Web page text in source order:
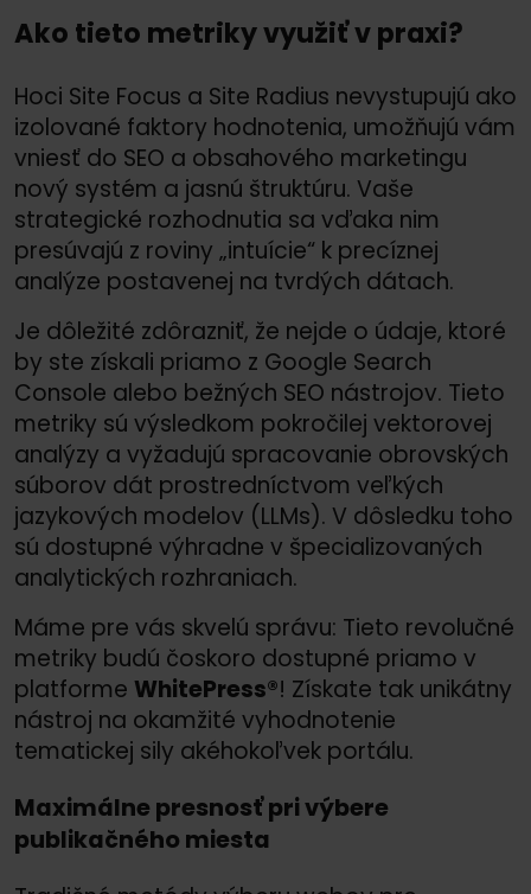
Ako tieto metriky využiť v praxi?
Hoci Site Focus a Site Radius nevystupujú ako
izolované faktory hodnotenia, umožňujú vám
vniesť do SEO a obsahového marketingu
nový systém a jasnú štruktúru. Vaše
strategické rozhodnutia sa vďaka nim
presúvajú z roviny „intuície“ k precíznej
analýze postavenej na tvrdých dátach.
Je dôležité zdôrazniť, že nejde o údaje, ktoré
by ste získali priamo z Google Search
Console alebo bežných SEO nástrojov. Tieto
metriky sú výsledkom pokročilej vektorovej
analýzy a vyžadujú spracovanie obrovských
súborov dát prostredníctvom veľkých
jazykových modelov (LLMs). V dôsledku toho
sú dostupné výhradne v špecializovaných
analytických rozhraniach.
Máme pre vás skvelú správu: Tieto revolučné
metriky budú čoskoro dostupné priamo v
platforme WhitePress®! Získate tak unikátny
nástroj na okamžité vyhodnotenie
tematickej sily akéhokoľvek portálu.
Maximálne presnosť pri výbere
publikačného miesta